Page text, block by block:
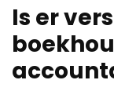
Is er